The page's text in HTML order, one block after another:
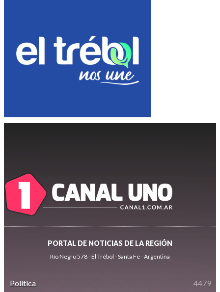
PORTAL DE NOTICIAS DE LA REGIÓN
Río Negro 578 - El Trébol - Santa Fe - Argentina
Política
4479